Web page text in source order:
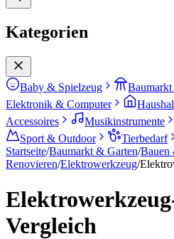
Kategorien
Baby & Spielzeug
Elektronik & Computer
Accessoires
Musikinstrumente
Sport & Outdoor
Tierbedarf
Startseite/Baumarkt & Garten/Bauen
Renovieren/Elektrowerkzeug/
Vergleich